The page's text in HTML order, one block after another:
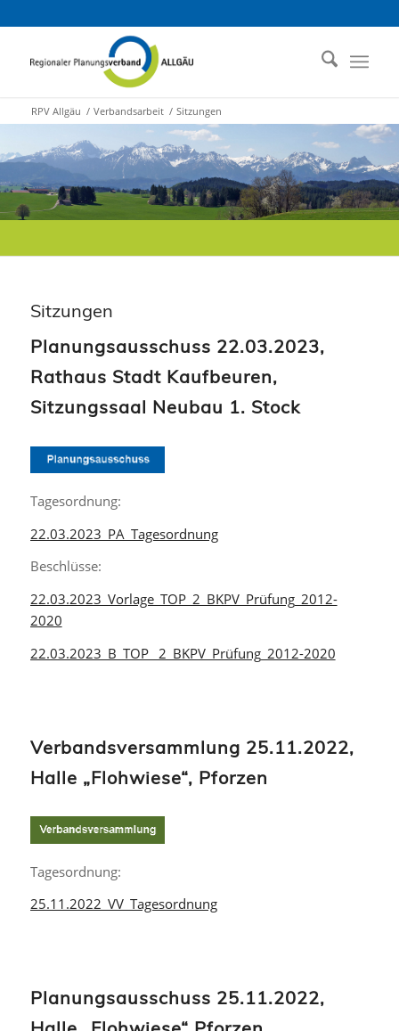
RPV Allgäu / Verbandsarbeit / Sitzungen
Sitzungen
Planungsausschuss 22.03.2023,
Rathaus Stadt Kaufbeuren,
Sitzungssaal Neubau 1. Stock
Tagesordnung:
22.03.2023_PA_Tagesordnung
Beschlüsse:
22.03.2023_Vorlage_TOP_2_BKPV_Prüfung_2012-
2020
22.03.2023_B_TOP_ 2_BKPV_Prüfung_2012-2020
Verbandsversammlung 25.11.2022,
Halle „Flohwiese“, Pforzen
Tagesordnung:
25.11.2022_VV_Tagesordnung
Planungsausschuss 25.11.2022,